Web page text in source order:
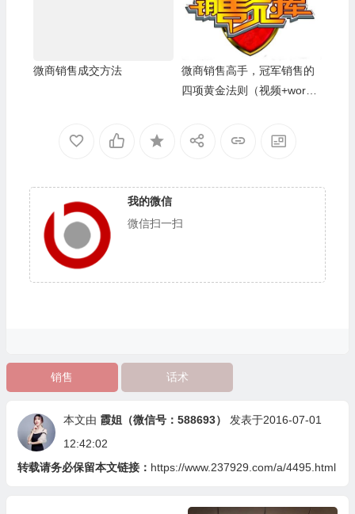
微商销售成交方法
微商销售高手，冠军销售的
四项黄金法则（视频+wor
我的微信
微信扫一扫
销售 话术
本文由 霞姐（微信号：588693）
发表于2016-07-01
12:42:02
转载请务必保留本文链接： https://www.237929.com/a/4495.html